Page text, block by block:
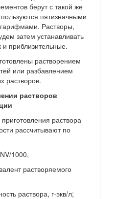
берут с такой же
пятизначными
Растворы,
затем устанавливать
и приблизительные.
растворением
или разбавлением
растворов.
растворов
раствора
рассчитывают по
1000,
растворяемого
раствора, г-экв/л;